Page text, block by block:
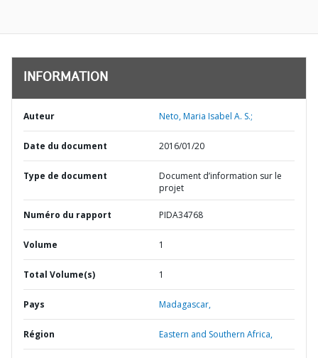
INFORMATION
Auteur Neto, Maria Isabel A. S.;
Date du document 2016/01/20
Type de document
Document d’information sur le
projet
Numéro du rapport PIDA34768
Volume 1
Total Volume(s) 1
Pays Madagascar,
Région Eastern and Southern Africa,